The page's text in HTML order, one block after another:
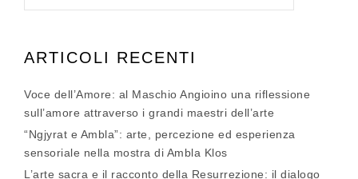
ARTICOLI RECENTI
Voce dell’Amore: al Maschio Angioino una riflessione
sull’amore attraverso i grandi maestri dell’arte
“Ngjyrat e Ambla”: arte, percezione ed esperienza
sensoriale nella mostra di Ambla Klos
L’arte sacra e il racconto della Resurrezione: il dialogo